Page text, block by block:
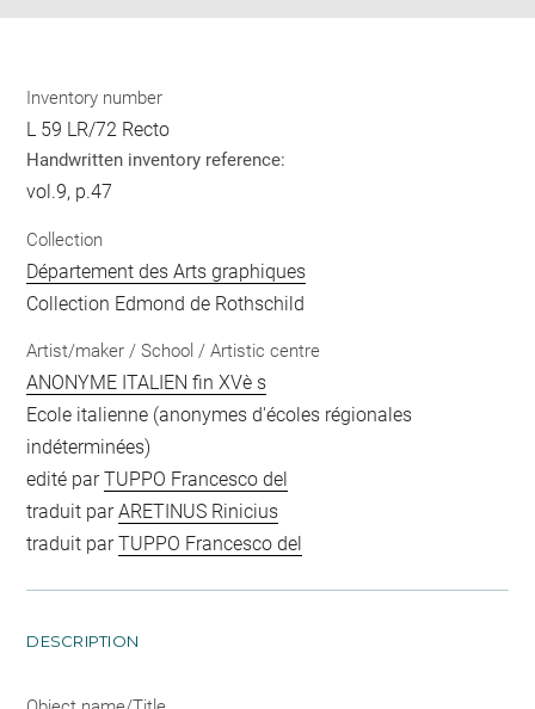
Inventory number
L 59 LR/72 Recto
Handwritten inventory reference:
vol.9, p.47
Collection
Département des Arts graphiques
Collection Edmond de Rothschild
Artist/maker / School / Artistic centre
ANONYME ITALIEN fin XVè s
Ecole italienne (anonymes d'écoles régionales
indéterminées)
edité parTUPPO Francesco del
traduit parARETINUS Rinicius
traduit parTUPPO Francesco del
DESCRIPTION